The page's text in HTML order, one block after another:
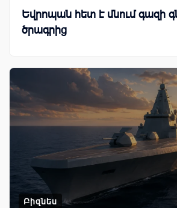
Եվրոպան հետ է մնում գազի
ծրագրից
Բիզնես